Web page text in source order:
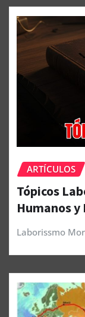
ARTÍCULOS
Tópicos
Humanos y
Laborissmo